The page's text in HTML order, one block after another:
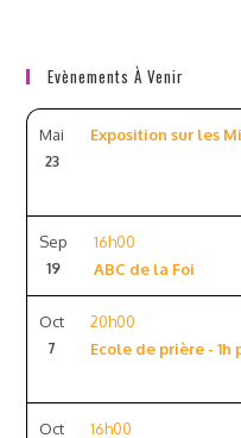
Evènements À Venir
Mai
23
Exposition sur les
Sep
19
16h00
ABC de la Foi
Oct
7
20h00
Ecole de prière - 1h
Oct 16h00